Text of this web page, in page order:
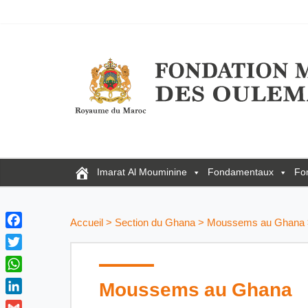
Imarat Al Mouminine Fondamentaux
Accueil> Section du Ghana> Moussems au Ghana
Moussems au Ghana
F
a
c
e
b
T
w
i
W
h
L